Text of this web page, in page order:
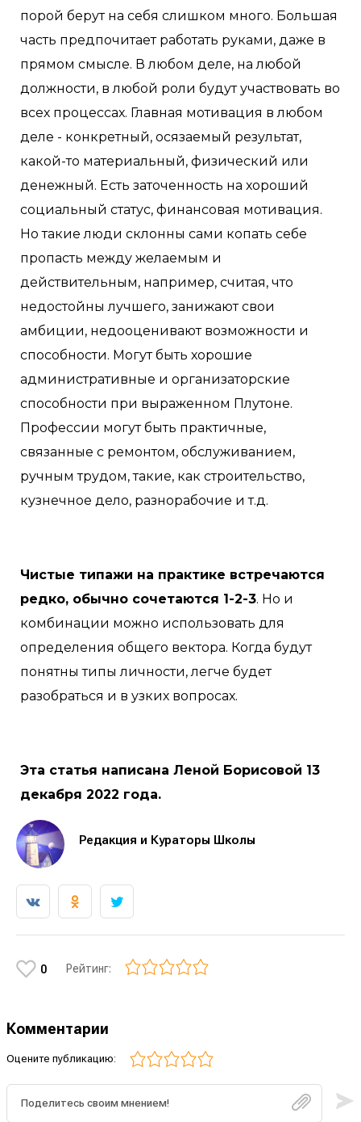
порой берут на себя слишком много. Большая
часть предпочитает работать руками, даже в
прямом смысле. В любом деле, на любой
должности, в любой роли будут участвовать во
всех процессах. Главная мотивация в любом
деле - конкретный, осязаемый результат,
какой-то материальный, физический или
денежный. Есть заточенность на хороший
социальный статус, финансовая мотивация.
Но такие люди склонны сами копать себе
пропасть между желаемым и
действительным, например, считая, что
недостойны лучшего, занижают свои
амбиции, недооценивают возможности и
способности. Могут быть хорошие
административные и организаторские
способности при выраженном Плутоне.
Профессии могут быть практичные,
связанные с ремонтом, обслуживанием,
ручным трудом, такие, как строительство,
кузнечное дело, разнорабочие и т.д.
Чистые типажи на практике встречаются
редко, обычно сочетаются 1-2-3. Но и
комбинации можно использовать для
определения общего вектора. Когда будут
понятны типы личности, легче будет
разобраться и в узких вопросах.
Эта статья написана Леной Борисовой 13
декабря 2022 года.
Редакция и Кураторы Школы
0 Рейтинг:
Комментарии
Оцените публикацию: